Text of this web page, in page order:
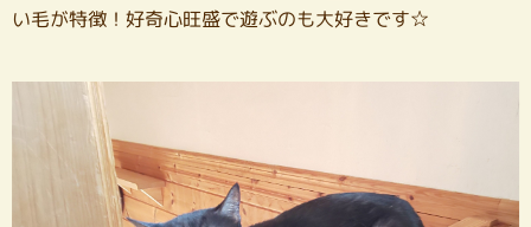
い毛が特徴！好奇心旺盛で遊ぶのも大好きです☆